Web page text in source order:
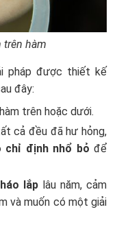
trên hàm
pháp được thiết kế
đây:
trên hoặc dưới.
cả đều đã hư hỏng,
chỉ định nhổ bỏ để
lắplâu năm, cảm
và muốn có một giải